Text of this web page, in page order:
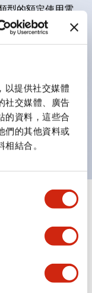
以提供社交媒體
社交媒體、廣告
的資料，這些合
們的其他資料或
結合。
型的額定使用電
類型）
顏色的功能。過
一顆單色LED燈
分機種除外）
顯示全部+